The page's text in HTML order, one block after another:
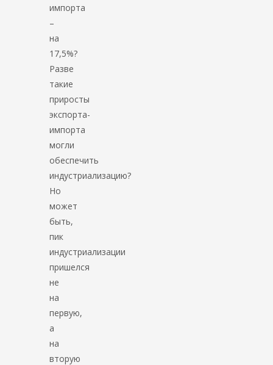
импорта
–
на
17,5%?
Разве
такие
приросты
экспорта-
импорта
могли
обеспечить
индустриализацию?
Но
может
быть,
пик
индустриализации
пришелся
не
на
первую,
а
на
вторую